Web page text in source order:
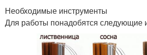
Необходимые инструменты
Для работы понадобятся следующие